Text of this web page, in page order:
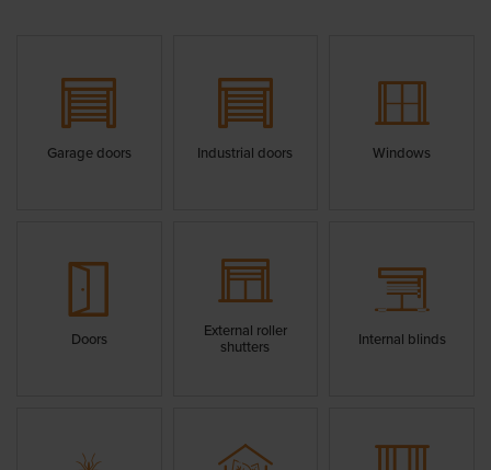
Garage doors Industrial doors Windows
Doors
External roller
shutters
Internal blinds